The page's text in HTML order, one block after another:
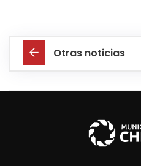
Otras noticias